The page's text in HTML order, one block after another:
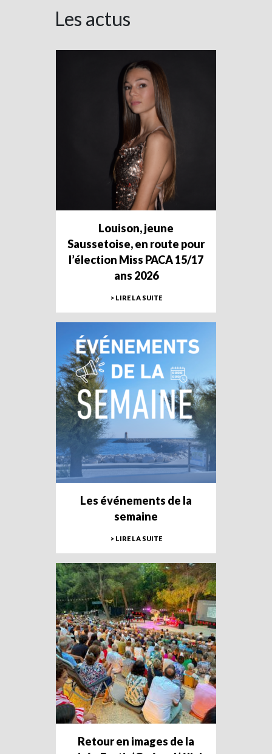
Les actus
Louison, jeune
Saussetoise, en route pour
l’élection Miss PACA 15/17
ans 2026
> LIRE LA SUITE
Les événements de la
semaine
> LIRE LA SUITE
Retour en images de la